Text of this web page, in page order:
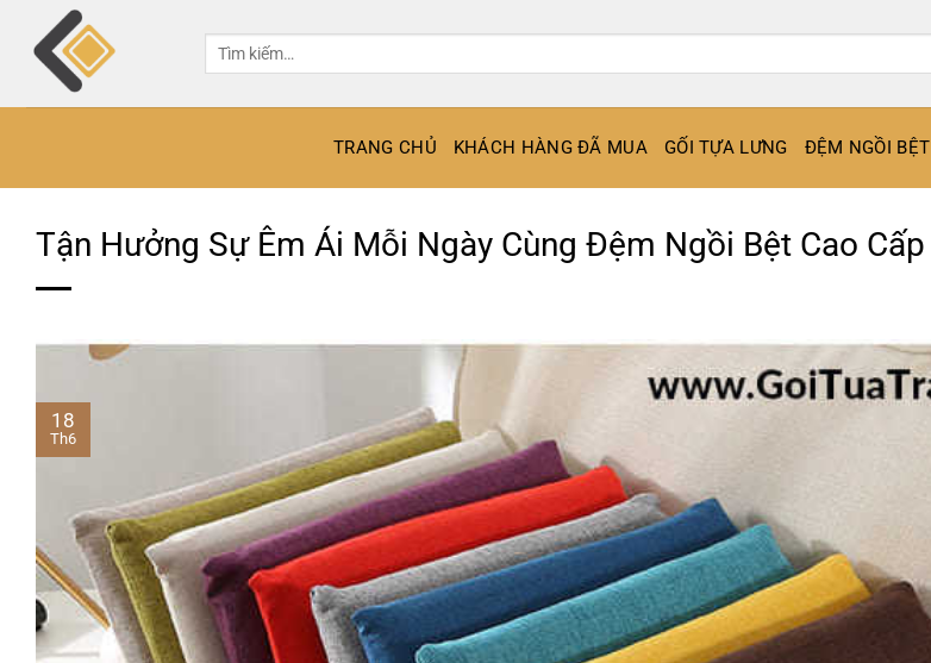
dung
Tìm
TRANG CHỦ KHÁCH HÀNG ĐÃ MUA GỐI TỰA LƯNG ĐỆM NGỒI BỆT
Tận Hưởng Sự Êm Ái Mỗi Ngày Cùng Đệm Ngồi Bệt Cao Cấp
18
Th6